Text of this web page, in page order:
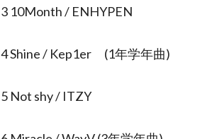
3 10Month / ENHYPEN
4 Shine / Kep1er (1年学年曲)
5 Not shy / ITZY